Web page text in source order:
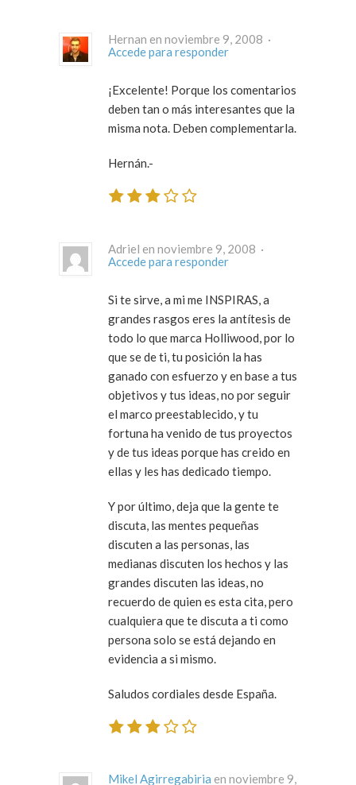
Hernan en noviembre 9, 2008 ·
Accede para responder
¡Excelente! Porque los comentarios
deben tan o más interesantes que la
misma nota. Deben complementarla.
Hernán.-
Adriel en noviembre 9, 2008 ·
Accede para responder
Si te sirve, a mi me INSPIRAS, a
grandes rasgos eres la antítesis de
todo lo que marca Holliwood, por lo
que se de ti, tu posición la has
ganado con esfuerzo y en base a tus
objetivos y tus ideas, no por seguir
el marco preestablecido, y tu
fortuna ha venido de tus proyectos
y de tus ideas porque has creido en
ellas y les has dedicado tiempo.
Y por último, deja que la gente te
discuta, las mentes pequeñas
discuten a las personas, las
medianas discuten los hechos y las
grandes discuten las ideas, no
recuerdo de quien es esta cita, pero
cualquiera que te discuta a ti como
persona solo se está dejando en
evidencia a si mismo.
Saludos cordiales desde España.
Mikel Agirregabiria en noviembre 9,